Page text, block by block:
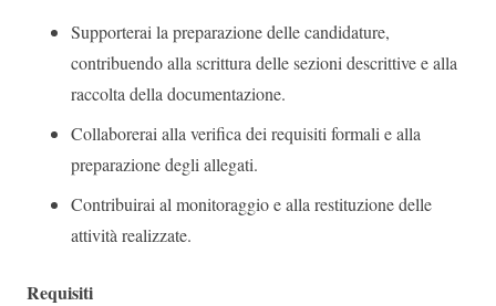
Supporterai la preparazione delle candidature,
contribuendo alla scrittura delle sezioni descrittive e alla
raccolta della documentazione.
Collaborerai alla verifica dei requisiti formali e alla
preparazione degli allegati.
Contribuirai al monitoraggio e alla restituzione delle
attività realizzate.
Requisiti